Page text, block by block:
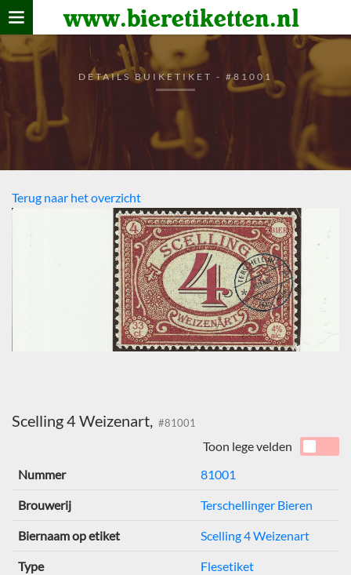
www.bieretiketten.nl
Home
verzamelen
De bierkaart
Bezoekers
DETAILS BUIKETIKET - #81001
Terug naar het overzicht
Scelling 4 Weizenart, #81001
Toon lege velden
Nummer
81001
Brouwerij Terschellinger Bieren
Biernaam op etiket Scelling 4 Weizenart
Type Flesetiket